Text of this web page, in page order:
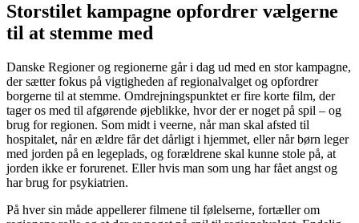
Storstilet kampagne opfordrer vælgerne
til at stemme med
Danske Regioner og regionerne går i dag ud med en stor kampagne,
der sætter fokus på vigtigheden af regionalvalget og opfordrer
borgerne til at stemme. Omdrejningspunktet er fire korte film, der
tager os med til afgørende øjeblikke, hvor der er noget på spil – og
brug for regionen. Som midt i veerne, når man skal afsted til
hospitalet, når en ældre får det dårligt i hjemmet, eller når børn leger
med jorden på en legeplads, og forældrene skal kunne stole på, at
jorden ikke er forurenet. Eller hvis man som ung har fået angst og
har brug for psykiatrien.
På hver sin måde appellerer filmene til følelserne, fortæller om